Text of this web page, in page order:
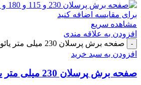
برای مقایسه اضافه کنید
مشاهده سریع
افزودن به علاقه مندی
صفحه برش پرسلان 230 میلی متر یائوفنگ عدد
افزودن به سبد خرید
صفحه برش پرسلان 230 میلی متر یائوفنگ